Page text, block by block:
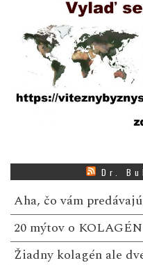
Dr.
Aha, čo vám
20 mýtov o
Žiadny kolagén ale